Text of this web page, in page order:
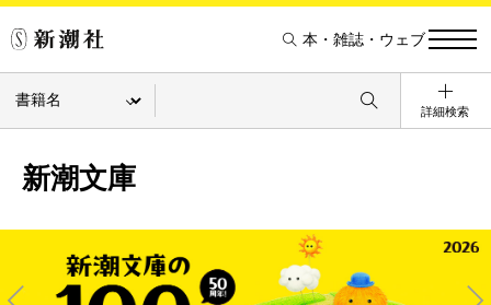
本・雑誌・ウェブ
詳細検索
新潮文庫